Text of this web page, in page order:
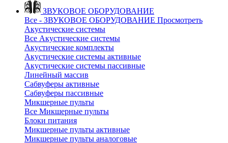
ЗВУКОВОЕ ОБОРУДОВАНИЕ
Все - ЗВУКОВОЕ ОБОРУДОВАНИЕ Просмотреть
Акустические системы
Все Акустические системы
Акустические комплекты
Акустические системы активные
Акустические системы пассивные
Линейный массив
Сабвуферы активные
Сабвуферы пассивные
Микшерные пульты
Все Микшерные пульты
Блоки питания
Микшерные пульты активные
Микшерные пульты аналоговые